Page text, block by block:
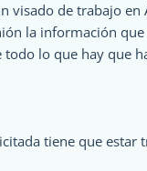
visado de trabajo
la información
lo que hay que
tiene que